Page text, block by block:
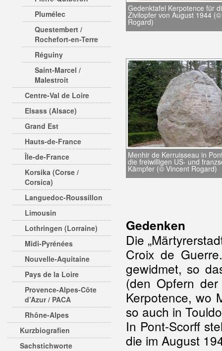
Plumélec
Questembert /
Rochefort-en-Terre
Réguiny
Saint-Marcel /
Malestroit
Centre-Val de Loire
Elsass (Alsace)
Grand Est
Hauts-de-France
Île-de-France
Korsika (Corse /
Corsica)
Languedoc-Roussillon
Limousin
Lothringen (Lorraine)
Midi-Pyrénées
Nouvelle-Aquitaine
Pays de la Loire
Provence-Alpes-Côte
d’Azur / PACA
Rhône-Alpes
Kurzbiografien
Sachstichworte
Gedenktafel Kerpotence für
Zivilopfer von August 1944
Rogard)
Menhir de Kerruisseau in
die freiwilligen US- und
Kämpfer (© Vincent Rogard)
Gedenken
Die
Croix de
gewidmet, so
(den Opfern
Kerpotence, wo
so auch in
In Pont-Scorff
die im August